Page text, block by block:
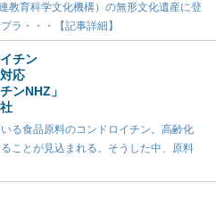
教育科学文化機構）の無形文化遺産に登
ラ・・・【記事詳細】
チン
応
ンNHZ」
る食品原料のコンドロイチン。高齢化
ことが見込まれる。そうした中、原料